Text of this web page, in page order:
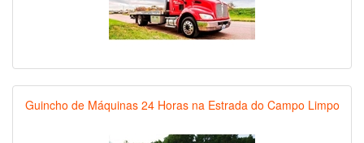
Guincho de Máquinas 24 Horas na Estrada do Campo Limpo